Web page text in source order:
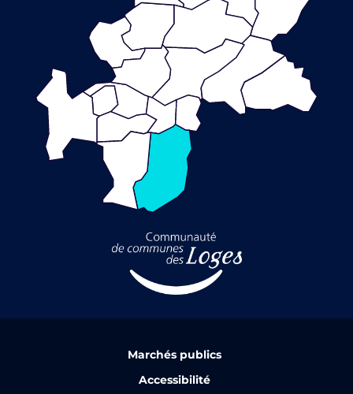
Marchés publics
Accessibilité